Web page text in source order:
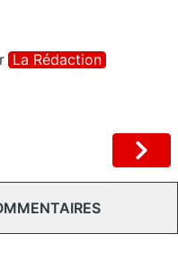
La Rédaction